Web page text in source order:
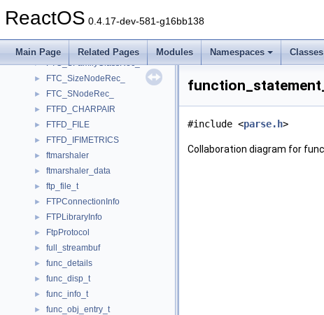
ReactOS 0.4.17-dev-581-g16bb138
Main Page Related Pages Modules Namespaces Classes
► FTC_NodeRec_
► FTC_ScalerRec_
► FTC_SFamilyClassRec_
► FTC_SizeNodeRec_
► FTC_SNodeRec_
► FTFD_CHARPAIR
► FTFD_FILE
► FTFD_IFIMETRICS
► ftmarshaler
► ftmarshaler_data
► ftp_file_t
► FTPConnectionInfo
► FTPLibraryInfo
► FtpProtocol
► full_streambuf
► func_details
► func_disp_t
► func_info_t
► func_obj_entry_t
#include <parse.h>
Collaboration diagram for